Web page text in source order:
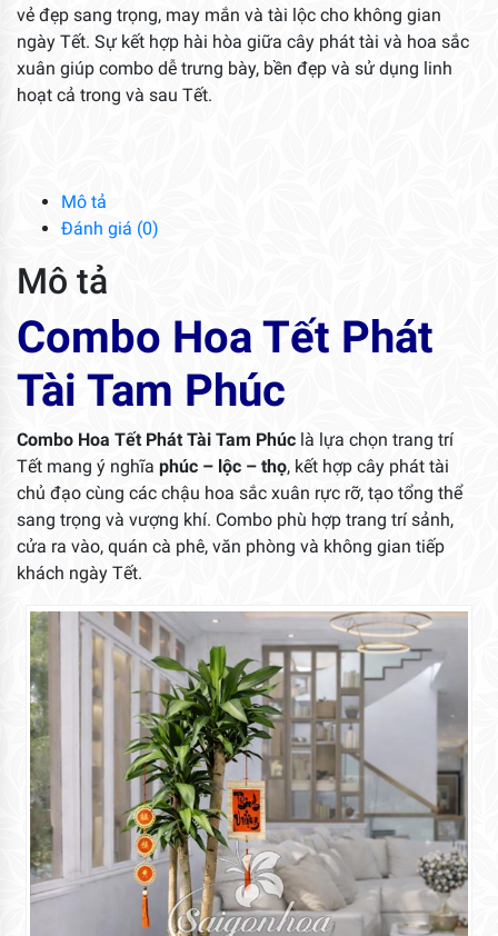
vẻ đẹp sang trọng, may mắn và tài lộc cho không gian
ngày Tết. Sự kết hợp hài hòa giữa cây phát tài và hoa sắc
xuân giúp combo dễ trưng bày, bền đẹp và sử dụng linh
hoạt cả trong và sau Tết.
Mô tả
Đánh giá (0)
Mô tả
Combo Hoa Tết Phát
Tài Tam Phúc
Combo Hoa Tết Phát Tài Tam Phúc là lựa chọn trang trí
Tết mang ý nghĩa phúc – lộc – thọ, kết hợp cây phát tài
chủ đạo cùng các chậu hoa sắc xuân rực rỡ, tạo tổng thể
sang trọng và vượng khí. Combo phù hợp trang trí sảnh,
cửa ra vào, quán cà phê, văn phòng và không gian tiếp
khách ngày Tết.